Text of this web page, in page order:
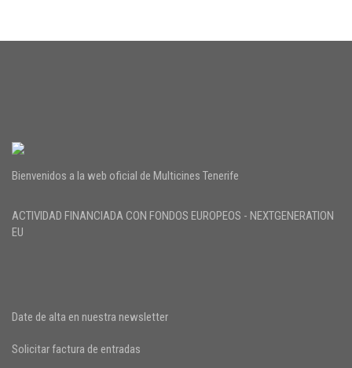
Bienvenidos a la web oficial de Multicines Tenerife
ACTIVIDAD FINANCIADA CON FONDOS EUROPEOS - NEXTGENERATION
EU
Date de alta en nuestra newsletter
Solicitar factura de entradas